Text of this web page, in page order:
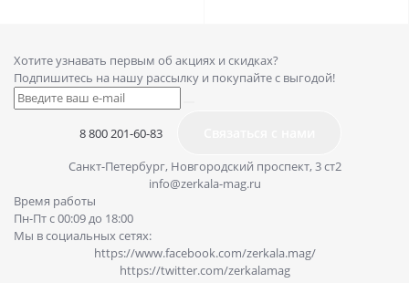
Хотите узнавать первым об акциях и скидках?
Подпишитесь на нашу рассылку и покупайте с выгодой!
8 800 201-60-83
Санкт-Петербург, Новгородский проспект, 3 ст2
info@zerkala-mag.ru
Время работы
Пн-Пт с 00:09 до 18:00
Мы в социальных сетях:
https://www.facebook.com/zerkala.mag/
https://twitter.com/zerkalamag